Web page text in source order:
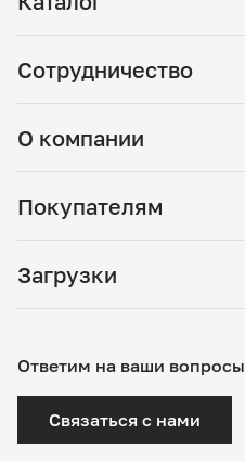
Сотрудничество
О компании
Покупателям
Загрузки
Ответим на ваши вопросы
Связаться с нами